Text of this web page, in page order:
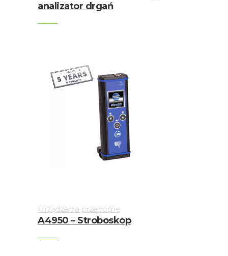
analizator drgań
Urządzenia przenośne
A4950 – Stroboskop